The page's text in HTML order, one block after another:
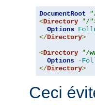
DocumentRoot
<Directory "/"
Options
</Directory>
<Directory "/
Options
-
</Directory>
Ceci